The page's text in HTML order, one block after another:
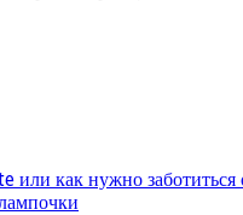
или как нужно заботиться